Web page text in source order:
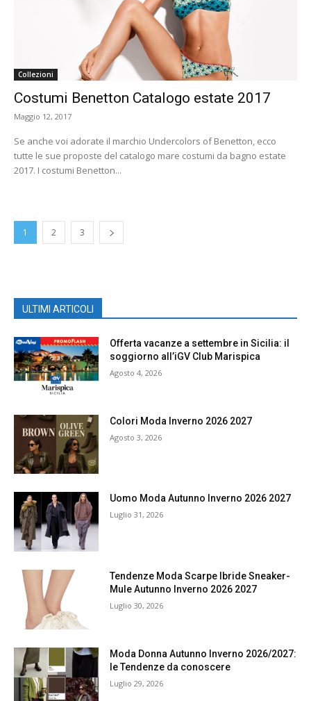
Collezioni
Costumi Benetton Catalogo estate 2017
Maggio 12, 2017
Se anche voi adorate il marchio Undercolors of Benetton, ecco
tutte le sue proposte del catalogo mare costumi da bagno estate
2017. I costumi Benetton...
1 2 3
ULTIMI ARTICOLI
Offerta vacanze a settembre in Sicilia: il
soggiorno all’iGV Club Marispica
Agosto 4, 2026
Colori Moda Inverno 2026 2027
Agosto 3, 2026
Uomo Moda Autunno Inverno 2026 2027
Luglio 31, 2026
Tendenze Moda Scarpe Ibride Sneaker-
Mule Autunno Inverno 2026 2027
Luglio 30, 2026
Moda Donna Autunno Inverno 2026/2027:
le Tendenze da conoscere
Luglio 29, 2026